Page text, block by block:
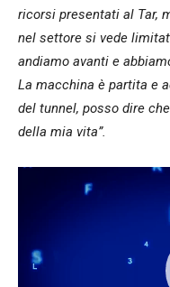
ricorsi presentati al Tar,
nel settore si vede
andiamo avanti e
La macchina è partita e
del tunnel, posso dire
della mia vita”.